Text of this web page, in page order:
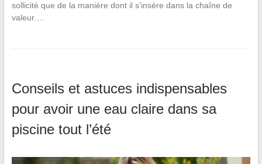
sollicité que de la manière dont il s’insère dans la chaîne de
valeur.…
Conseils et astuces indispensables
pour avoir une eau claire dans sa
piscine tout l’été